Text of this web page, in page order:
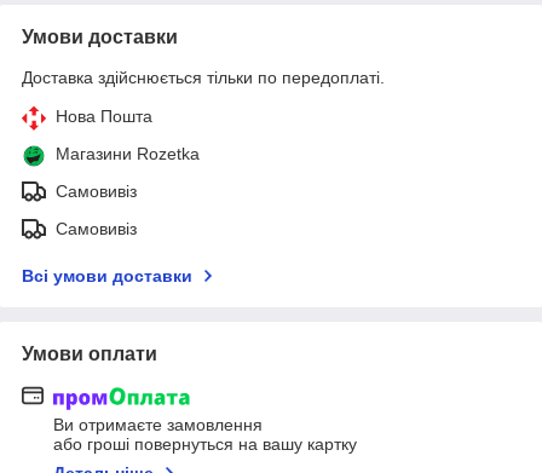
Умови доставки
Доставка здійснюється тільки по передоплаті.
Нова Пошта
Магазини Rozetka
Самовивіз
Самовивіз
Всі умови доставки
Умови оплати
Ви отримаєте замовлення
або гроші повернуться на вашу картку